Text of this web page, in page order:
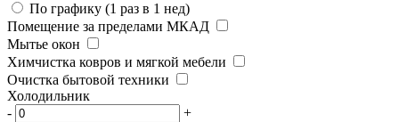
По графику (1 раз в 1 нед)
Помещение за пределами МКАД
Мытье окон
Химчистка ковров и мягкой мебели
Очистка бытовой техники
Холодильник
-
+